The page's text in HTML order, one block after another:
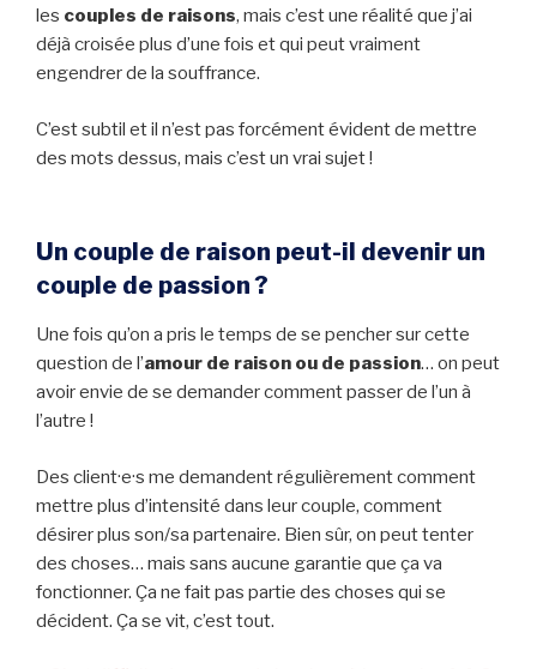
les couples de raisons, mais c’est une réalité que j’ai
déjà croisée plus d’une fois et qui peut vraiment
engendrer de la souffrance.
C’est subtil et il n’est pas forcément évident de mettre
des mots dessus, mais c’est un vrai sujet !
Un couple de raison peut-il devenir un
couple de passion ?
Une fois qu’on a pris le temps de se pencher sur cette
question de l’amour de raison ou de passion… on peut
avoir envie de se demander comment passer de l’un à
l’autre !
Des client·e·s me demandent régulièrement comment
mettre plus d’intensité dans leur couple, comment
désirer plus son/sa partenaire. Bien sûr, on peut tenter
des choses… mais sans aucune garantie que ça va
fonctionner. Ça ne fait pas partie des choses qui se
décident. Ça se vit, c’est tout.